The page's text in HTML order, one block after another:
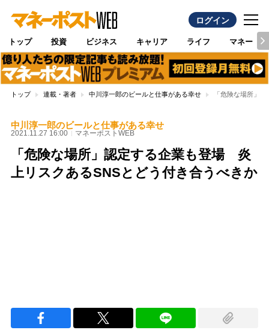
ログイン
トップ 投資 ビジネス キャリア ライフ マネー
トップ 連載・著者 中川淳一郎のビールと仕事がある幸せ 「危険な場所」
中川淳一郎のビールと仕事がある幸せ
2021.11.27 16:00 マネーポストWEB
「危険な場所」認定する企業も登場 炎
上リスクあるSNSとどう付き合うべきか